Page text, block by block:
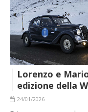
Lorenzo e
edizione della
24/01/2026